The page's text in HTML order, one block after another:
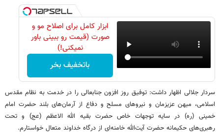
ابزار کامل برای اصلاح مو و
صورت (قیمت رو ببینی باور
نمیکنی!)
باتخفیف بخر
سردار جلالی اظهار داشت: توفیق روز افزون جنابعالی را در خدمت به نظام مقدس
اسلامی، میهن عزیزمان و نیروهای مسلح و دفاع از آرمان‌های بلند حضرت امام
خمینی (ره) در سایه توجهات خاص حضرت بقیه الله الاعظم (عج) و تحت
رهبری‌های حکیمانه حضرت آیت‌الله خامنه‌ای از درگاه خداوند متعال خواستارم.